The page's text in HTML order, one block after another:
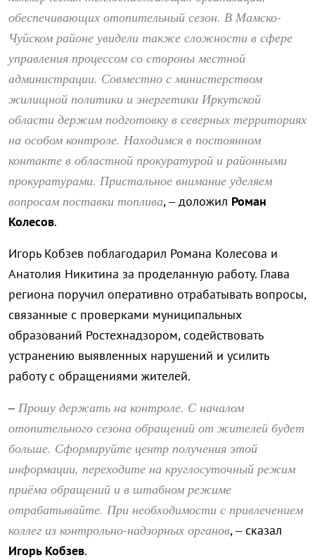
обеспечивающих отопительный сезон. В Мамско-
Чуйском районе увидели также сложности в сфере
управления процессом со стороны местной
администрации. Совместно с министерством
жилищной политики и энергетики Иркутской
области держим подготовку в северных территориях
на особом контроле. Находимся в постоянном
контакте в областной прокуратурой и районными
прокуратурами. Пристальное внимание уделяем
вопросам поставки топлива, – доложил Роман
Колесов.
Игорь Кобзев поблагодарил Романа Колесова и
Анатолия Никитина за проделанную работу. Глава
региона поручил оперативно отрабатывать вопросы,
связанные с проверками муниципальных
образований Ростехнадзором, содействовать
устранению выявленных нарушений и усилить
работу с обращениями жителей.
–Прошу держать на контроле. С началом
отопительного сезона обращений от жителей будет
больше. Сформируйте центр получения этой
информации, переходите на круглосуточный режим
приёма обращений и в штабном режиме
отрабатывайте. При необходимости с привлечением
коллег из контрольно-надзорных органов, – сказал
Игорь Кобзев.